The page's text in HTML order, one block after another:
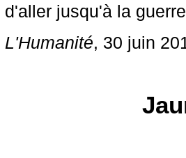
d'aller jusqu'à la
L'Humanité, 30 juin